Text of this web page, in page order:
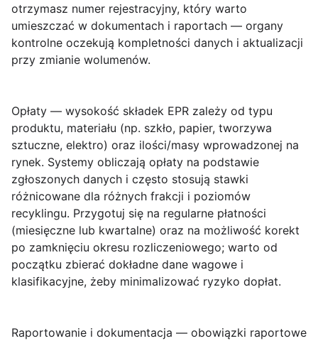
otrzymasz numer rejestracyjny, który warto
umieszczać w dokumentach i raportach — organy
kontrolne oczekują kompletności danych i aktualizacji
przy zmianie wolumenów.
Opłaty — wysokość składek EPR zależy od typu
produktu, materiału (np. szkło, papier, tworzywa
sztuczne, elektro) oraz ilości/masy wprowadzonej na
rynek. Systemy obliczają opłaty na podstawie
zgłoszonych danych i często stosują stawki
różnicowane dla różnych frakcji i poziomów
recyklingu. Przygotuj się na regularne płatności
(miesięczne lub kwartalne) oraz na możliwość korekt
po zamknięciu okresu rozliczeniowego; warto od
początku zbierać dokładne dane wagowe i
klasifikacyjne, żeby minimalizować ryzyko dopłat.
Raportowanie i dokumentacja — obowiązki raportowe